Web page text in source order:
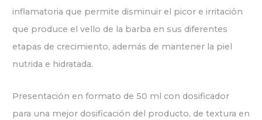
inflamatoria que permite disminuir el picor e irritación
que produce el vello de la barba en sus diferentes
etapas de crecimiento, además de mantener la piel
nutrida e hidratada.
Presentación en formato de 50 ml con dosificador
para una mejor dosificación del producto, de textura en